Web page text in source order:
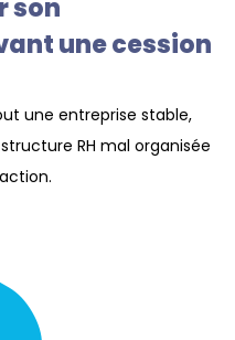
son
une cession
une entreprise stable,
RH mal organisée